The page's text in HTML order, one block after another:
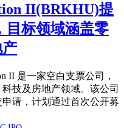
II(BRKHU)提
目标领域涵盖零
II 是一家空白支票公司，
技及房地产领域。该公司
请，计划通过首次公开募